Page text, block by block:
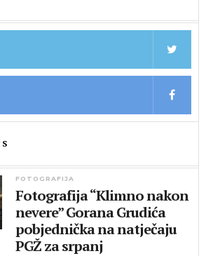
FOTOGRAFIJA
Fotografija “Klimno nakon
nevere” Gorana Grudića
pobjednička na natječaju
PGŽ za srpanj